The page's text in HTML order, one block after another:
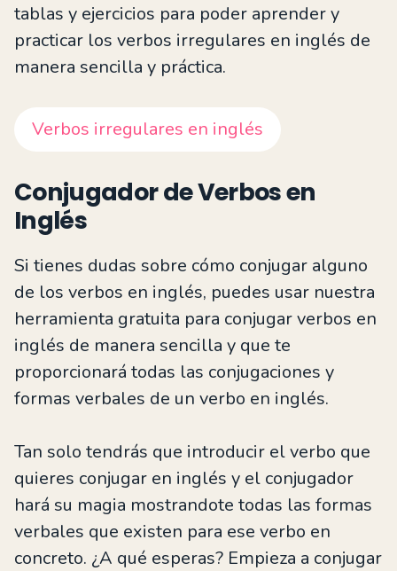
tablas y ejercicios para poder aprender y
practicar los verbos irregulares en inglés de
manera sencilla y práctica.
Verbos irregulares en inglés
Conjugador de Verbos en
Inglés
Si tienes dudas sobre cómo conjugar alguno
de los verbos en inglés, puedes usar nuestra
herramienta gratuita para conjugar verbos en
inglés de manera sencilla y que te
proporcionará todas las conjugaciones y
formas verbales de un verbo en inglés.
Tan solo tendrás que introducir el verbo que
quieres conjugar en inglés y el conjugador
hará su magia mostrandote todas las formas
verbales que existen para ese verbo en
concreto. ¿A qué esperas? Empieza a conjugar